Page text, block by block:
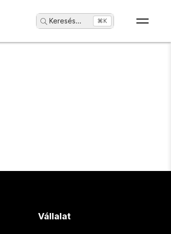
Keresés... ⌘K
Vállalat